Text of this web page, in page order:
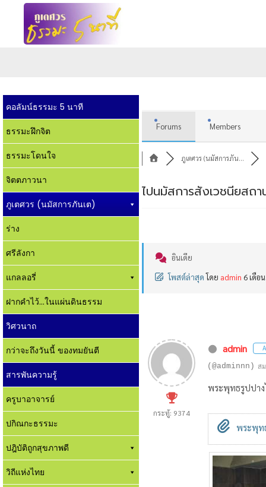
คอลัมน์ธรรมะ 5 นาที
ธรรมะฝึกจิต
ธรรมะโดนใจ
จิตตภาวนา
ภูเตศวร (นมัสการภันเต)
ร่าง
ศรีลังกา
แกลลอรี่
ฝากคำไว้...ในแผ่นดินธรรม
วิศวนาถ
กว่าจะถึงวันนี้ ของทมยันตี
สารพันความรู้
ครูบาอาจารย์
ปกิณกะธรรมะ
ปฎิบัติถูกสุขภาพดี
วิถีแห่งไทย
Forums Members
ภูเตศวร (นมัสการภัน...
ไปนมัสการสังเวชนียสถา
อินเดีย
โพสต์ล่าสุด โดย admin 6 เดือ
กระทู้: 9374
admin
(@adminnn) ส
พระพุทธรูปปาง
พระพุท